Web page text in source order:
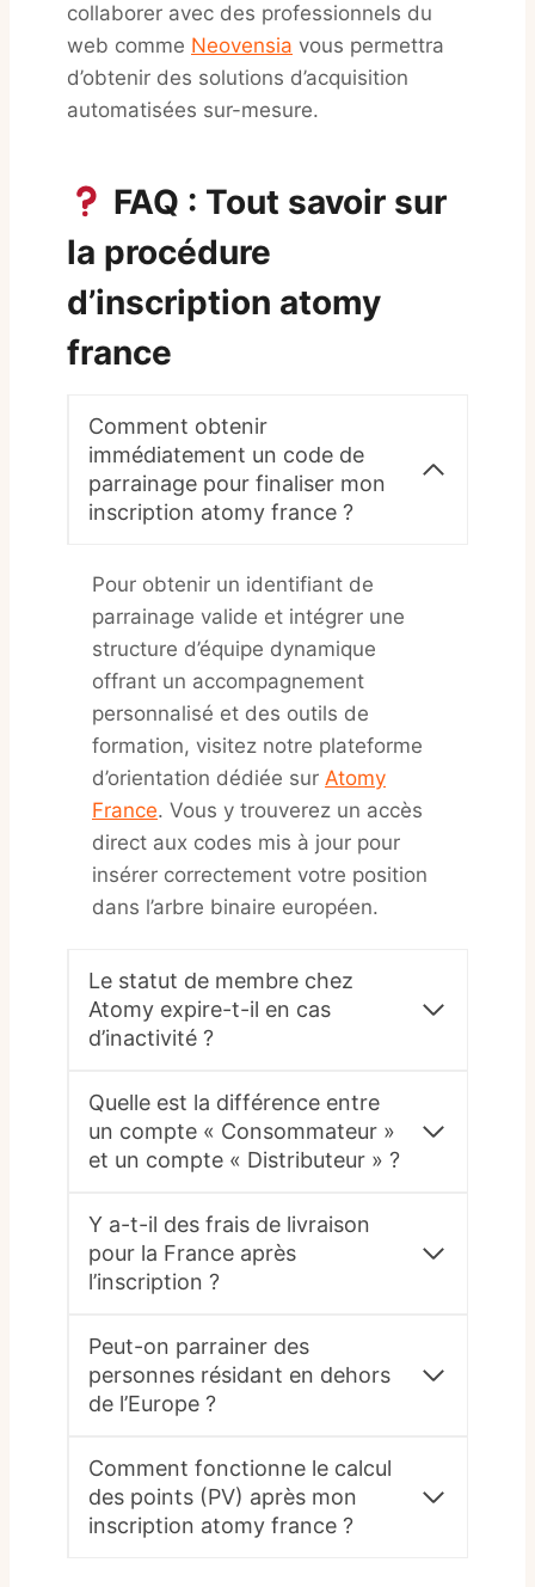
collaborer avec des professionnels du
web comme Neovensia vous permettra
d’obtenir des solutions d’acquisition
automatisées sur-mesure.
FAQ : Tout savoir sur
la procédure
d’inscription atomy
france
Comment obtenir
immédiatement un code de
parrainage pour finaliser mon
inscription atomy france ?
Pour obtenir un identifiant de
parrainage valide et intégrer une
structure d’équipe dynamique
offrant un accompagnement
personnalisé et des outils de
formation, visitez notre plateforme
d’orientation dédiée sur Atomy
France. Vous y trouverez un accès
direct aux codes mis à jour pour
insérer correctement votre position
dans l’arbre binaire européen.
Le statut de membre chez
Atomy expire-t-il en cas
d’inactivité ?
Quelle est la différence entre
un compte « Consommateur »
et un compte « Distributeur » ?
Y a-t-il des frais de livraison
pour la France après
l’inscription ?
Peut-on parrainer des
personnes résidant en dehors
de l’Europe ?
Comment fonctionne le calcul
des points (PV) après mon
inscription atomy france ?